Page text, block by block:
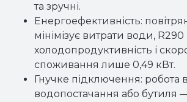
та зручні.
Енергоефективність:
мінімізує витрати води,
холодопродуктивність і
споживання лише 0,49 кВт.
Гнучке підключення: робота
водопостачання або бутиля